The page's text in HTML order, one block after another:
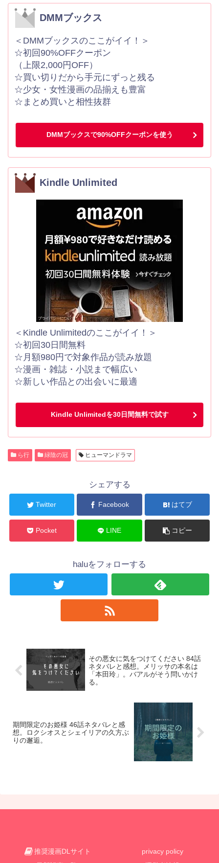
DMMブックス
＜DMMブックスのここがイイ！＞
☆初回90%OFFクーポン
（上限2,000円OFF）
☆買い切りだから手元にずっと残る
☆少女・女性漫画の品揃えも豊富
☆まとめ買いと相性抜群
DMMブックスで90%OFFクーポンを使う
Kindle Unlimited
＜Kindle Unlimitedのここがイイ！＞
☆初回30日間無料
☆月額980円で対象作品が読み放題
☆漫画・雑誌・小説まで幅広い
☆新しい作品との出会いに最適
Kindle Unlimitedを30日間無料で試す
ら行 緑陰の冠 ヒューマンドラマ
シェアする
Twitter Facebook はてブ
Pocket LINE コピー
haluをフォローする
その悪女に気をつけてください 84話
ネタバレと感想。メリッサの本名は
「本田玲」。バアルがそう問いかけ
る。
期間限定のお姫様 46話ネタバレと感
想。ロクシオスとシェイリアの久方ぶ
りの邂逅。
推奨漫画DLサイト
privacy policy